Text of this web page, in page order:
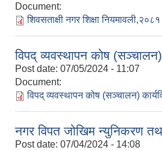
Document:
शिवसताक्षी नगर शिक्षा नियमावली,२०८१
विपद् व्यवस्थापन कोष
Post date: 07/05/2024 - 11:07
Document:
विपद् व्यवस्थापन कोष (सञ्चालन)
नगर विपत जोखिम न्युनिकरण
Post date: 07/04/2024 - 14:08